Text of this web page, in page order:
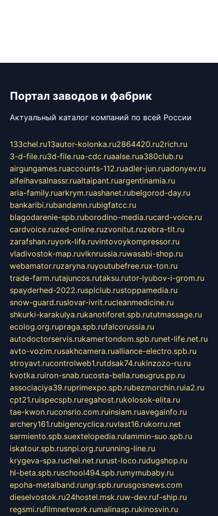
Портал заводов и фабрик
Актуальный каталог компаний по всей России
133chel.ru13autor-kolonka.ru2864420.ru2rich.ru
3-d-file.ru3d-file.rua-cdc.ruaalse.rua380club.ru
airgungames.ruaccounts-112.ruadler-jun.ruadonyev.ru
alfeihavsalnassr.rualtaipant.ruargentinamia.ru
aria-family.ruarkrym.ruashanet.rubelgorod-day.ru
bankaribi.rubandamn.rubigfatcc.ru
blagodarenie-spb.ruborodino-media.rucard-voice.ru
cardvoice.ruzed-online.ruzvonitut.ruzebra-tlt.ru
zarafshan.ruyork-life.ruvintovoykompressor.ru
vladivostok-map.ruvlknrussia.ruwasabi-shop.ru
webamator.ruzaryna.ruyoutubefree.rux-ton.ru
trade-farm.rutajuncos.rutaksu.rutor-lyubov-i-grom.ru
spayderhed-2022.rusplclub.rustoppamedia.ru
snow-guard.ruslovar-ivrit.rucleanmedicine.ru
shkurki-karakulya.rukanotiforet.spb.rututmassage.ru
ecolog.org.rupraga.spb.rufalcorussia.ru
autodoctorservis.rukamertondom.spb.runet-life.net.ru
avto-vozim.rusakhcamera.rualliance-electro.spb.ru
stroyavt.rucontrolweb1.rutdsak74.rukinzozo-ru.ru
kvotka.ruiron-snab.rucosta-bella.rueugrus.pp.ru
associaciya39.ruprimexpo.spb.rubezmorchin.ruia2.ru
cpt21.ruispecspb.ruregahost.rukolosok-elita.ru
tae-kwon.ruconsrio.com.ruinsiam.ruavegainfo.ru
archery161.rubigencyclica.ruvlast16.rukorru.net
sarmiento.spb.suextelopedia.rulammin-suo.spb.ru
iskatour.spb.rusnpi.org.rurunning-line.ru
krygeva-spa.ruchel.net.rurust-loco.rudugshop.ru
hl-beta.spb.ruschool494.spb.rumymubaby.ru
epoha-metalband.rungr.spb.rurusgosnews.com
dieselvostok.ru24hostel.msk.ruw-dev.ruf-ship.ru
regsmi.rufilmnetwork.rumalinasp.rukinosvin.ru